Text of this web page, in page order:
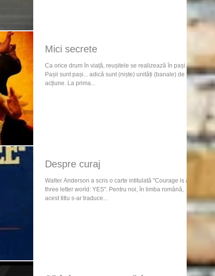
Mici secrete
Ca orice drum în viață, reușitele se realizează în pași.
Pașii sunt pași... adică sunt (niște) unități (banale) de
acțiune. La prima...
Despre curaj
Walter Anderson a scris o carte intitulată "Courage is a
three letter world: YES". Pentru noi, în limba română,
acest titlu s-ar traduce...